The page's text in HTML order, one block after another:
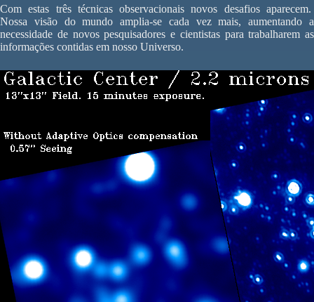
Com estas três técnicas observacionais novos desafios aparecem.
Nossa visão do mundo amplia-se cada vez mais, aumentando a
necessidade de novos pesquisadores e cientistas para trabalharem as
informações contidas em nosso Universo.